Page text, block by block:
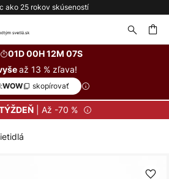
ako 25 rokov skúseností
01D 00H 12M 07S
až 13 % zľava!
WOW skopírovať
| Až -70 %